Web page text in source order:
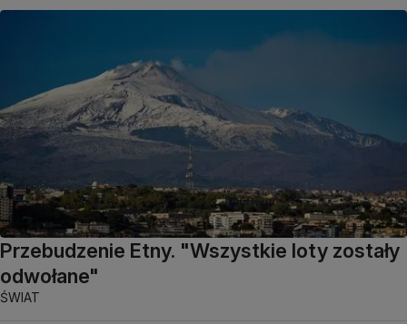
Przebudzenie Etny. "Wszystkie loty zostały
odwołane"
ŚWIAT